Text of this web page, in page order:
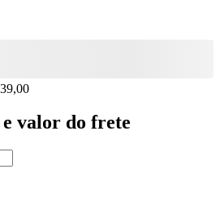
valor do frete